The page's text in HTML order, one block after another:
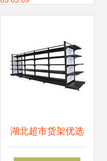
湖北超市货架优选